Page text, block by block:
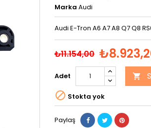
Marka Audi
Audi E-Tron A6 A7 A8 Q7 Q8
₺11.154,00
Adet 
 Stokta yok
Paylaş